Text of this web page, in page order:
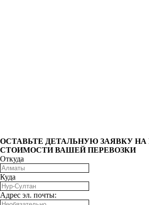
ОCТАВЬТЕ ДЕТАЛЬНУЮ ЗАЯВКУ НА
СТОИМОСТИ ВАШЕЙ ПЕРЕВОЗКИ
Откуда
Куда
Адрес эл. почты: